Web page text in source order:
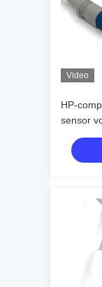
Video
HP-
sensor